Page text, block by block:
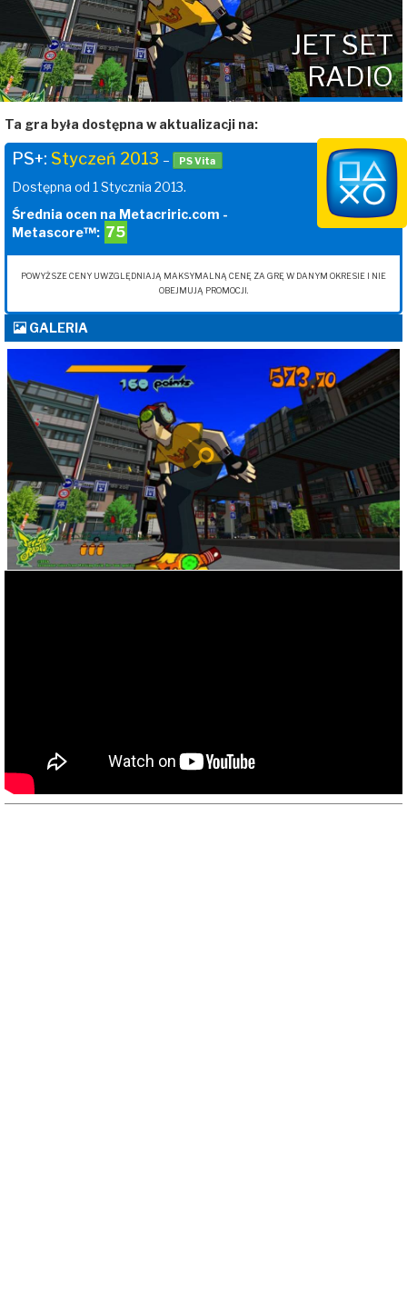
JET SET
RADIO
Ta gra była dostępna w aktualizacji na:
PS+: Styczeń 2013 – PS Vita
Dostępna od 1 Stycznia 2013.
Średnia ocen na Metacriric.com -
Metascore™: 75
POWYŻSZE CENY UWZGLĘDNIAJĄ MAKSYMALNĄ CENĘ ZA GRĘ W DANYM OKRESIE I NIE
OBEJMUJĄ PROMOCJI.
GALERIA